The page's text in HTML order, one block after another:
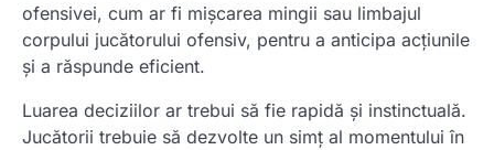
ofensivei, cum ar fi mișcarea mingii sau limbajul
corpului jucătorului ofensiv, pentru a anticipa acțiunile
și a răspunde eficient.
Luarea deciziilor ar trebui să fie rapidă și instinctuală.
Jucătorii trebuie să dezvolte un simț al momentului în